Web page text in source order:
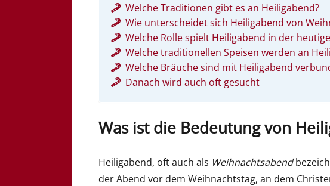
Welche Traditionen gibt es an Heiligabend?
Wie unterscheidet sich Heiligabend von
Welche Rolle spielt Heiligabend in der
Welche traditionellen Speisen werden an
Welche Bräuche sind mit Heiligabend
Danach wird auch oft gesucht
Was ist die Bedeutung von
Heiligabend, oft auch als Weihnachtsabend
der Abend vor dem Weihnachtstag, an dem